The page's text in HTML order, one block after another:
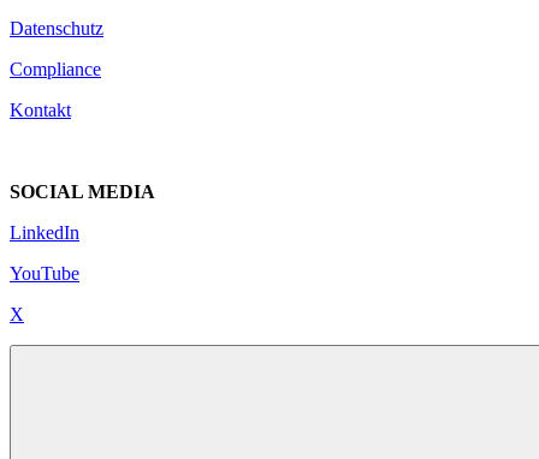
Datenschutz
Compliance
Kontakt
SOCIAL MEDIA
LinkedIn
YouTube
X